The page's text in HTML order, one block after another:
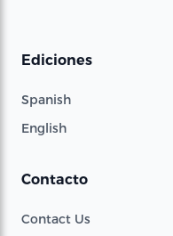
Ediciones
Spanish
English
Contacto
Contact Us